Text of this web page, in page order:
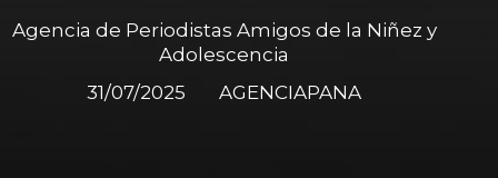
Agencia de Periodistas Amigos de la Niñez y
Adolescencia
31/07/2025
AGENCIAPANA